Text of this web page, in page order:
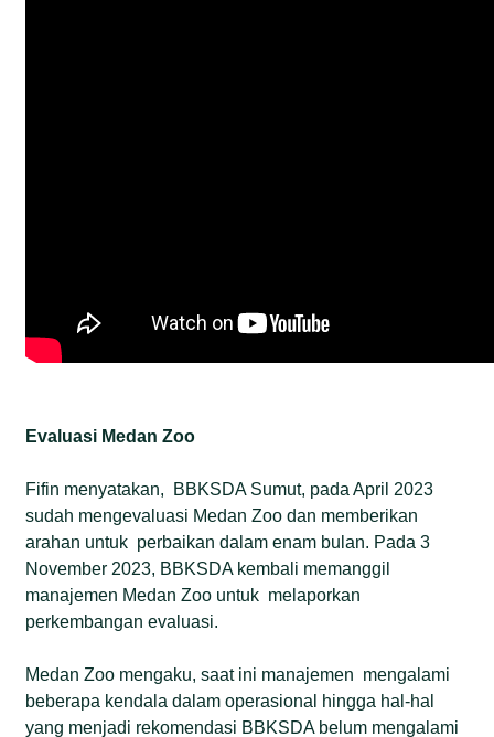
Evaluasi Medan Zoo
Fifin menyatakan, BBKSDA Sumut, pada April 2023
sudah mengevaluasi Medan Zoo dan memberikan
arahan untuk perbaikan dalam enam bulan. Pada 3
November 2023, BBKSDA kembali memanggil
manajemen Medan Zoo untuk melaporkan
perkembangan evaluasi.
Medan Zoo mengaku, saat ini manajemen mengalami
beberapa kendala dalam operasional hingga hal-hal
yang menjadi rekomendasi BBKSDA belum mengalami